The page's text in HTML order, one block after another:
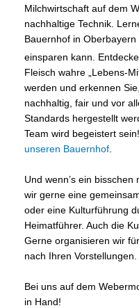
Milchwirtschaft auf dem
nachhaltige Technik.
Bauernhof in
einsparen kann.
Fleisch wahre „Lebens-
werden und erkennen
nachhaltig, fair und vor
Standards hergestellt
Team wird begeistert
unseren Bauernhof.
Und wenn’s ein
wir gerne eine
oder eine Kulturführung
Heimatführer. Auch die
Gerne organisieren wir
nach Ihren Vorstellungen.
Bei uns auf dem
in Hand!